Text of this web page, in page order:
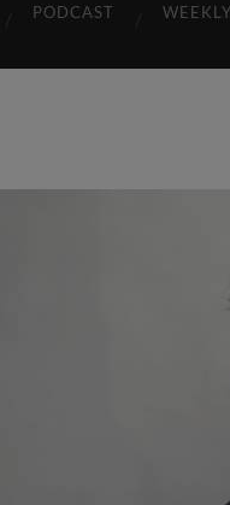
PODCAST